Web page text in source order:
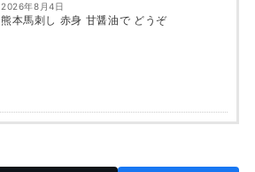
2026年8月4日
熊本馬刺し 赤身 甘醤油で どうぞ